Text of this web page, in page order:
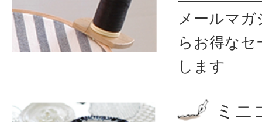
メールマ
ら お得なセ
します
ミニ